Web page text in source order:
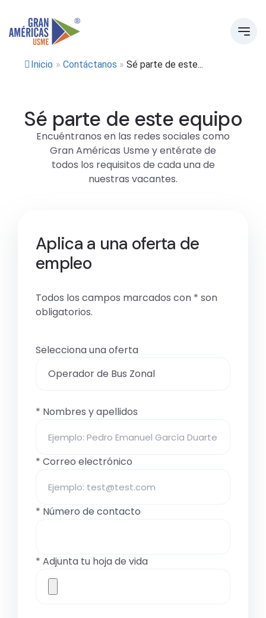
Inicio » Contáctanos » Sé parte de este...
Sé parte de este equipo
Encuéntranos en las redes sociales como
Gran Américas Usme y entérate de
todos los requisitos de cada una de
nuestras vacantes.
Aplica a una oferta de
empleo
Todos los campos marcados con * son
obligatorios.
Selecciona una oferta
* Nombres y apellidos
* Correo electrónico
* Número de contacto
* Adjunta tu hoja de vida